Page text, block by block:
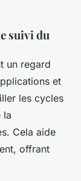
suivi du
un regard
et
les cycles
la
Cela aide
offrant